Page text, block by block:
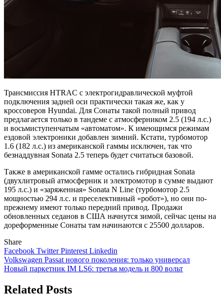
Трансмиссия HTRAC с электрогидравлической муфтой
подключения задней оси практически такая же, как у
кроссоверов Hyundai. Для Сонаты такой полный привод
предлагается только в тандеме с атмосферником 2.5 (194 л.с.)
и восьмиступенчатым «автоматом». К имеющимся режимам
ездовой электроники добавлен зимний. Кстати, турбомотор
1.6 (182 л.с.) из американской гаммы исключен, так что
безнаддувная Sonata 2.5 теперь будет считаться базовой.
Также в американской гамме остались гибридная Sonata
(двухлитровый атмосферник и электромотор в сумме выдают
195 л.с.) и «заряженная» Sonata N Line (турбомотор 2.5
мощностью 294 л.с. и преселективный «робот»), но они по-
прежнему имеют только передний привод. Продажи
обновленных седанов в США начнутся зимой, сейчас цены на
дореформенные Сонаты там начинаются с 25500 долларов.
Share
Facebook TwitterPinterest Linkedin
Навигация
по
записям
Volkswagen Passat нового поколения: только универсал
Новый паркетник IM LS6: третья модель и 800 вольт
Related Posts